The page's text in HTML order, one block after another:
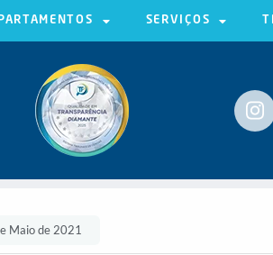
SERVIÇOS
Maio de 2021